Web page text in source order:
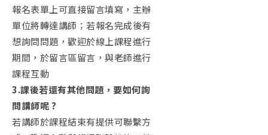
報名表單上可直接留言填寫，主辦
單位將轉達講師；若報名完成後有
想詢問問題，歡迎於線上課程進行
期間，於留言區留言，與老師進行
課程互動
3.課後若還有其他問題，要如何詢
問講師呢?
若講師於課程結束有提供可聯繫方